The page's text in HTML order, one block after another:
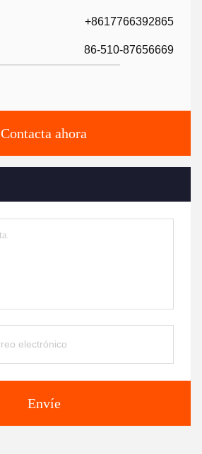
+8617766392865
86-510-87656669
Contacta ahora
Envíe